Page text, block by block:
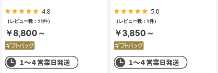
4.8
（レビュー数：11件）
￥8,800～
5.0
（レビュー数：1件）
￥3,850～